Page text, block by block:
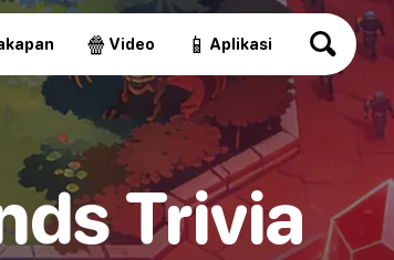
🍿 Video 📱 Aplikasi
Trivia